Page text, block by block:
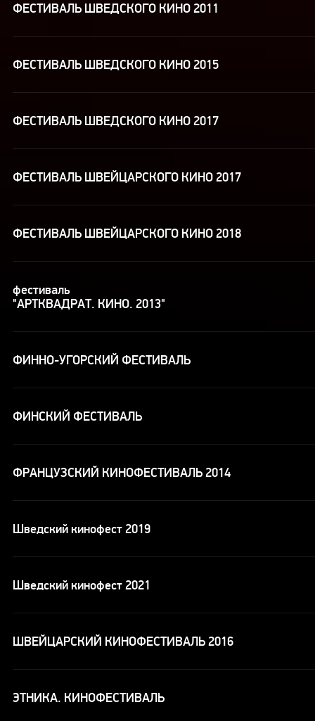
ФЕСТИВАЛЬ ШВЕДСКОГО КИНО 2011
ФЕСТИВАЛЬ ШВЕДСКОГО КИНО 2015
ФЕСТИВАЛЬ ШВЕДСКОГО КИНО 2017
ФЕСТИВАЛЬ ШВЕЙЦАРСКОГО КИНО 2017
ФЕСТИВАЛЬ ШВЕЙЦАРСКОГО КИНО 2018
фестиваль
"АРТКВАДРАТ. КИНО. 2013"
ФИННО-УГОРСКИЙ ФЕСТИВАЛЬ
ФИНСКИЙ ФЕСТИВАЛЬ
ФРАНЦУЗСКИЙ КИНОФЕСТИВАЛЬ 2014
Шведский кинофест 2019
Шведский кинофест 2021
ШВЕЙЦАРСКИЙ КИНОФЕСТИВАЛЬ 2016
ЭТНИКА. КИНОФЕСТИВАЛЬ